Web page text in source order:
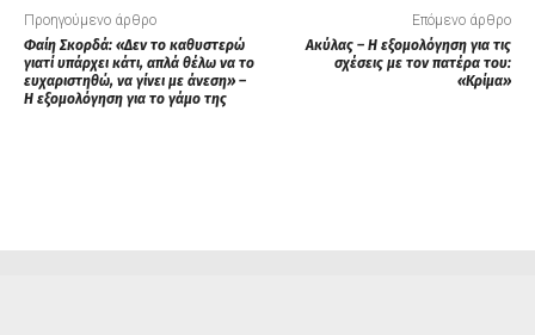
Προηγούμενο άρθρο
Φαίη Σκορδά: «Δεν το καθυστερώ
γιατί υπάρχει κάτι, απλά θέλω να το
ευχαριστηθώ, να γίνει με άνεση» –
Η εξομολόγηση για το γάμο της
Επόμενο άρθρο
Ακύλας – Η εξομολόγηση για τις
σχέσεις με τον πατέρα του:
«Κρίμα»